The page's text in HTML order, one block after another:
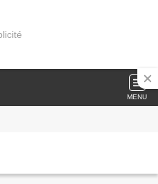
MENU